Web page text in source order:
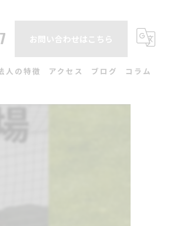
お問い合わせはこちら
人の特徴
務原市のサッカークラブ
アクセス
一般社団法人スポーツの杜
ブログ コラム